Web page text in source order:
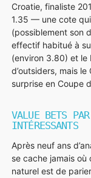
Croatie, finaliste
1.35 — une cote
(possiblement son
effectif habitué à
(environ 3.80) et le
d’outsiders, mais
surprise en Coupe
VALUE BETS
INTÉRESSANTS
Après neuf ans
se cache jamais où
naturel est de